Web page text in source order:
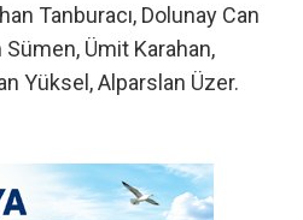
Tanburacı, Dolunay Can
Ümit Karahan,
Yüksel, Alparslan Üzer.